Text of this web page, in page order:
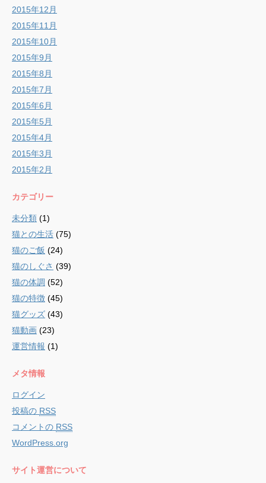
2015年12月
2015年11月
2015年10月
2015年9月
2015年8月
2015年7月
2015年6月
2015年5月
2015年4月
2015年3月
2015年2月
カテゴリー
未分類 (1)
猫との生活 (75)
猫のご飯 (24)
猫のしぐさ (39)
猫の体調 (52)
猫の特徴 (45)
猫グッズ (43)
猫動画 (23)
運営情報 (1)
メタ情報
ログイン
投稿の RSS
コメントの RSS
WordPress.org
サイト運営について